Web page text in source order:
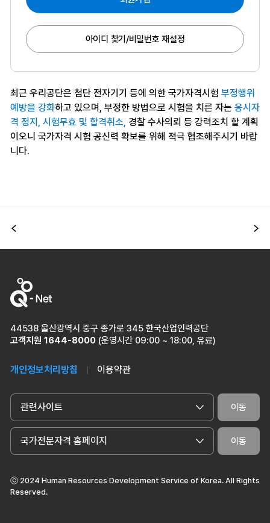
아이디 찾기/비밀번호 재설정
최근 우리공단은 첨단 전자기기 등에 의한 국가자격시험 부정행위
예방을 강화하고 있으며, 부정한 방법으로 시험을 치른 자는 응시자
격 정지, 시험무효 및 합격취소, 경찰 수사의뢰 등 강력조치 할 계획
이오니 국가자격 시험 공신력 확보를 위해 적극 협조해주시기 바랍
니다.
이전
44538 울산광역시 중구 종가로 345 한국산업인력공단
고객지원 1644-8000 (운영시간 09:00 ~ 18:00, 유료)
개인정보처리방침 이용약관
관련사이트 이동
국가전문자격 홈페이지 이동
ⓒ 2024 Human Resources Development Service of Korea. All Rights
Reserved.